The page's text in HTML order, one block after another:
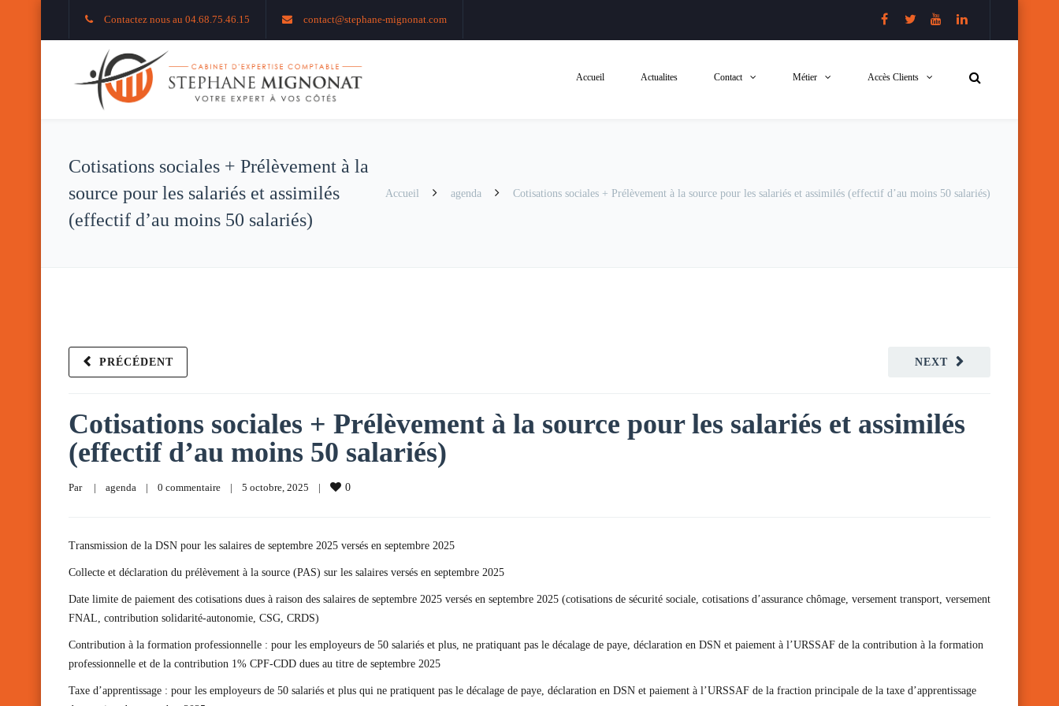
Contactez nous au 04.68.75.46.15 contact@stephane-mignonat.com
Accueil Actualites Contact Métier Accès Clients
Cotisations sociales + Prélèvement à la
source pour les salariés et assimilés
(effectif d’au moins 50 salariés)
Accueil agenda Cotisations sociales + Prélèvement à la source pour les salariés et assimilés (effectif d’au moins 50 salariés)
NEXT
PRÉCÉDENT
Cotisations sociales + Prélèvement à la source pour les salariés et assimilés
(effectif d’au moins 50 salariés)
Par | agenda | 0 commentaire | 5 octobre, 2025 | 0
Transmission de la DSN pour les salaires de septembre 2025 versés en septembre 2025
Collecte et déclaration du prélèvement à la source (PAS) sur les salaires versés en septembre 2025
Date limite de paiement des cotisations dues à raison des salaires de septembre 2025 versés en septembre 2025 (cotisations de sécurité sociale, cotisations d’assurance chômage, versement transport, versement
FNAL, contribution solidarité-autonomie, CSG, CRDS)
Contribution à la formation professionnelle : pour les employeurs de 50 salariés et plus, ne pratiquant pas le décalage de paye, déclaration en DSN et paiement à l’URSSAF de la contribution à la formation
professionnelle et de la contribution 1% CPF-CDD dues au titre de septembre 2025
Taxe d’apprentissage : pour les employeurs de 50 salariés et plus qui ne pratiquent pas le décalage de paye, déclaration en DSN et paiement à l’URSSAF de la fraction principale de la taxe d’apprentissage